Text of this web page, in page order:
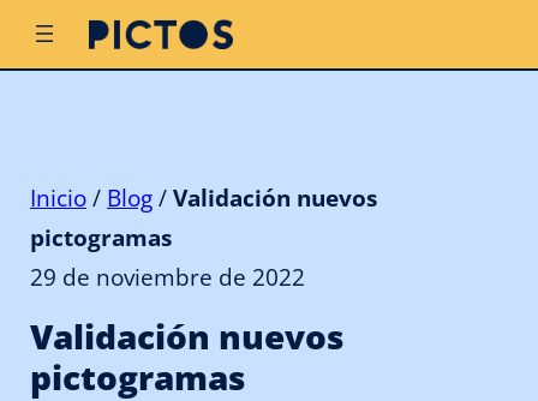
Inicio/ Blog/Validación nuevos
pictogramas
29 de noviembre de 2022
Validación nuevos
pictogramas